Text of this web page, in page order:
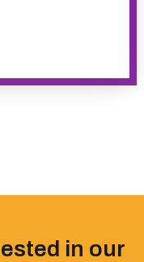
in our